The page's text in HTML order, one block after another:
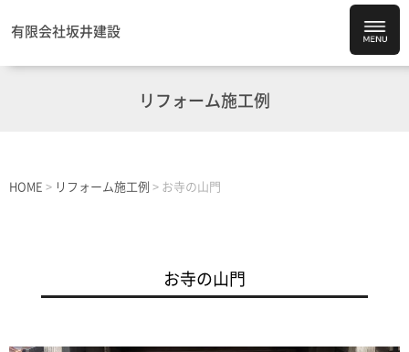
有限会社坂井建設
リフォーム施工例
HOME > リフォーム施工例 > お寺の山門
お寺の山門